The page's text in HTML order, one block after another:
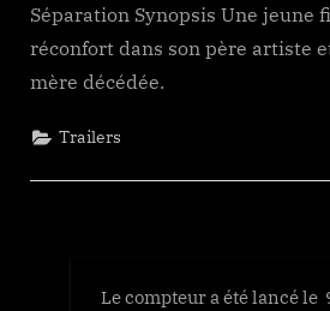
Séparation Synopsis Une jeune
réconfort dans son père artiste
mère décédée.
Trailers
Le compteur a été lancé le